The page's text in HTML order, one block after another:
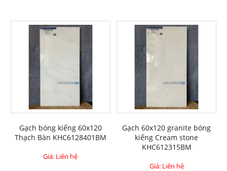
Gạch bóng kiếng 60x120
Thạch Bàn KHC6128401BM
Giá: Liên hệ
Gạch 60x120 granite bóng
kiếng Cream stone
KHC612315BM
Giá: Liên hệ